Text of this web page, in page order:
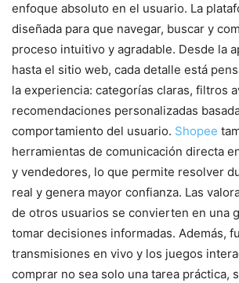
enfoque absoluto en el usuario. La
diseñada para que navegar, buscar y
proceso intuitivo y agradable. Desde la
hasta el sitio web, cada detalle está
la experiencia: categorías claras, filtros
recomendaciones personalizadas
comportamiento del usuario. Shopee
herramientas de comunicación directa
y vendedores, lo que permite resolver
real y genera mayor confianza. Las
de otros usuarios se convierten en una
tomar decisiones informadas. Además,
transmisiones en vivo y los juegos
comprar no sea solo una tarea práctica,